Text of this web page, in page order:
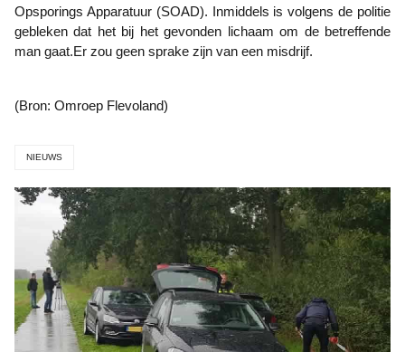
Opsporings Apparatuur (SOAD). Inmiddels is volgens de politie
gebleken dat het bij het gevonden lichaam om de betreffende
man gaat.Er zou geen sprake zijn van een misdrijf.
(Bron: Omroep Flevoland)
NIEUWS